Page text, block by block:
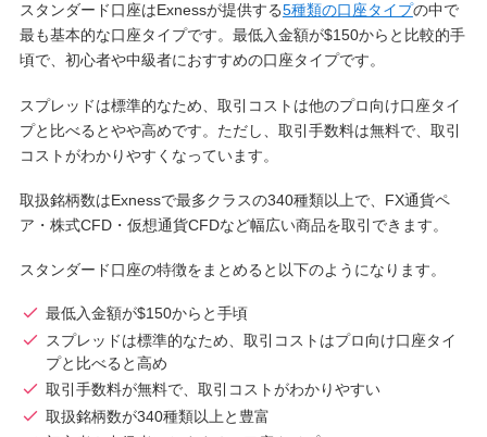
スタンダード口座はExnessが提供する5種類の口座タイプの中で
最も基本的な口座タイプです。最低入金額が$150からと比較的手
頃で、初心者や中級者におすすめの口座タイプです。
スプレッドは標準的なため、取引コストは他のプロ向け口座タイ
プと比べるとやや高めです。ただし、取引手数料は無料で、取引
コストがわかりやすくなっています。
取扱銘柄数はExnessで最多クラスの340種類以上で、FX通貨ペ
ア・株式CFD・仮想通貨CFDなど幅広い商品を取引できます。
スタンダード口座の特徴をまとめると以下のようになります。
最低入金額が$150からと手頃
スプレッドは標準的なため、取引コストはプロ向け口座タイ
プと比べると高め
取引手数料が無料で、取引コストがわかりやすい
取扱銘柄数が340種類以上と豊富